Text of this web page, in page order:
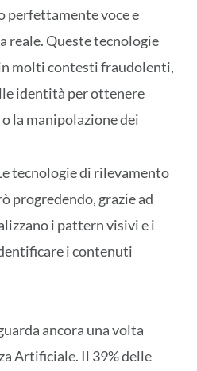
perfettamente voce e
reale. Queste tecnologie
molti contesti fraudolenti,
identità per ottenere
la manipolazione dei
tecnologie di rilevamento
progredendo, grazie ad
i pattern visivi e i
i contenuti
ancora una volta
Artificiale. Il 39% delle